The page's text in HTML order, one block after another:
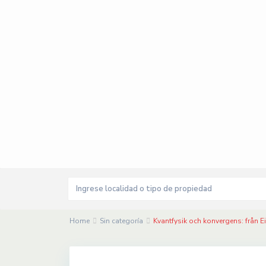
Home Sin categoría Kvantfysik och konvergens: från